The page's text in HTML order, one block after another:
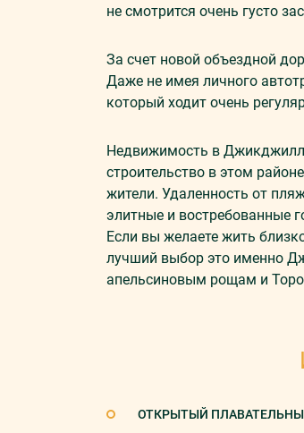
не смотрится очень густо
За счет новой объездной
Даже не имея личного
который ходит очень
Недвижимость в
строительство в этом
жители. Удаленность от
элитные и востребованные
Если вы желаете жить
лучший выбор это именно
апельсиновым рощам и
ОТКРЫТЫЙ